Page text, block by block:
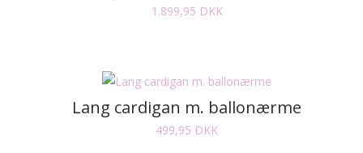
1.899,95 DKK
Lang cardigan m. ballonærme
499,95 DKK